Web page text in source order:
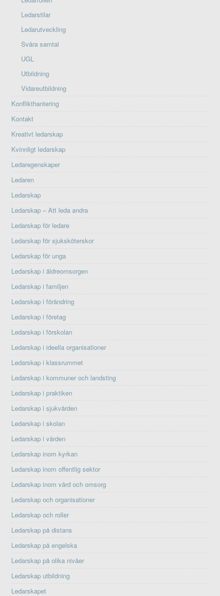
Ledarstilar
Ledarutveckling
Svåra samtal
UGL
Utbildning
Vidareutbildning
Konflikthantering
Kontakt
Kreativt ledarskap
Kvinnligt ledarskap
Ledaregenskaper
Ledaren
Ledarskap
Ledarskap – Att leda andra
Ledarskap för ledare
Ledarskap för sjuksköterskor
Ledarskap för unga
Ledarskap i äldreomsorgen
Ledarskap i familjen
Ledarskap i förändring
Ledarskap i företag
Ledarskap i förskolan
Ledarskap i ideella organisationer
Ledarskap i klassrummet
Ledarskap i kommuner och landsting
Ledarskap i praktiken
Ledarskap i sjukvården
Ledarskap i skolan
Ledarskap i vården
Ledarskap inom kyrkan
Ledarskap inom offentlig sektor
Ledarskap inom vård och omsorg
Ledarskap och organisationer
Ledarskap och roller
Ledarskap på distans
Ledarskap på engelska
Ledarskap på olika nivåer
Ledarskap utbildning
Ledarskapet